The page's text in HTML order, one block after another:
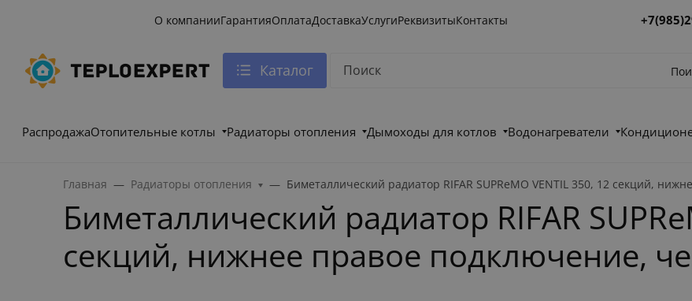
О компанииГарантияОплатаДоставкаУслугиРеквизитыКонтакты
Каталог
РаспродажаОтопительные котлы Радиаторы отопления Дымоходы для котлов Водонагреватели
Главная Радиаторы отопления Биметаллический радиатор RIFAR SUPReMO VENTIL 350, 12 секций,
Биметаллический радиатор RIFAR
секций, нижнее правое подключение,